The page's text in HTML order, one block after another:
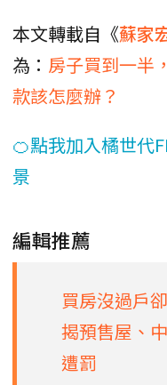
本文轉載自《蘇家
為： 房子買到一半
款該怎麼辦？
🍊點我加入橘世代
景
編輯推薦
買房沒過戶
揭預售屋、
遭罰